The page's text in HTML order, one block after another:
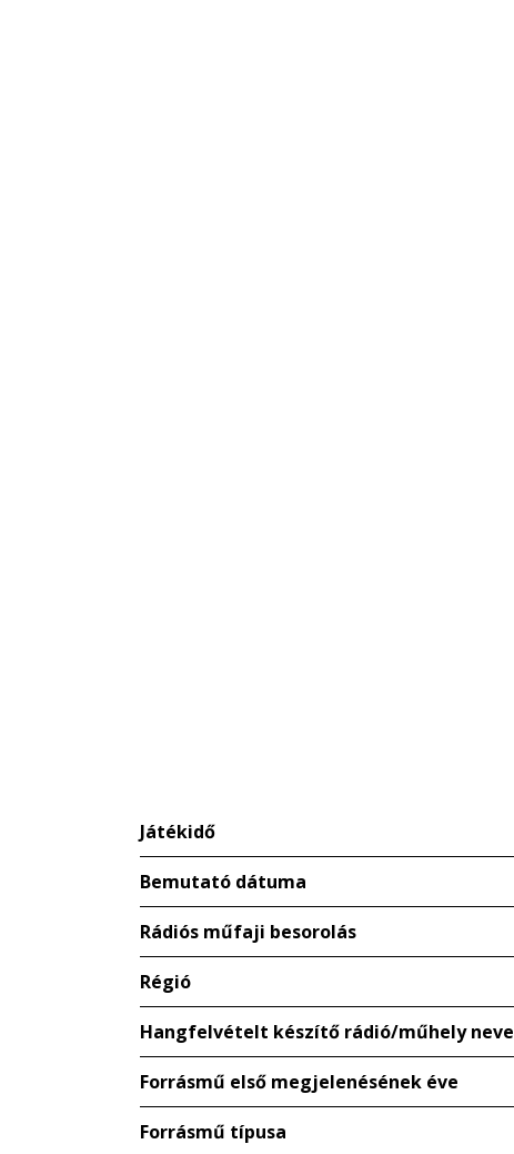
Játékidő
Bemutató dátuma
Rádiós műfaji besorolás
Régió
Hangfelvételt készítő rádió/műhely neve
Forrásmű első megjelenésének éve
Forrásmű típusa